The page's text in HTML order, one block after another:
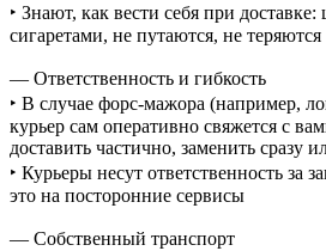
‣ Знают, как вести себя при
сигаретами, не путаются, не теряются
— Ответственность и гибкость
‣ В случае форс-мажора (например,
курьер сам оперативно свяжется с
доставить частично, заменить сразу
‣ Курьеры несут ответственность за
это на посторонние сервисы
— Собственный транспорт